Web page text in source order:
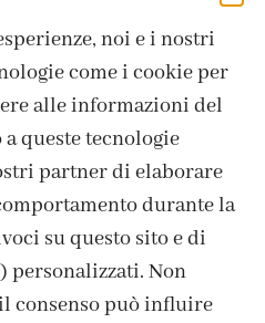
noi e i nostri
come i cookie per
alle informazioni del
queste tecnologie
partner di elaborare
durante la
su questo sito e di
personalizzati. Non
consenso può influire
NEWSLETTER